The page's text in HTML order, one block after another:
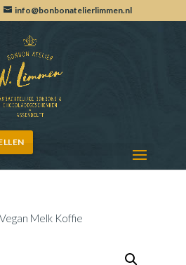
info@bonbonatelierlimmen.nl
Melk Koffie